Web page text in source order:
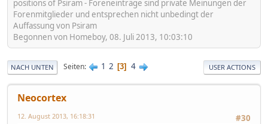
positions of Psiram - Foreneinträge sind private Meinungen der
Forenmitglieder und entsprechen nicht unbedingt der
Auffassung von Psiram
Begonnen von Homeboy, 08. Juli 2013, 10:03:10
NACH UNTEN Seiten 1 2 3 4 USER ACTIONS
Neocortex
#30
12. August 2013, 16:18:31